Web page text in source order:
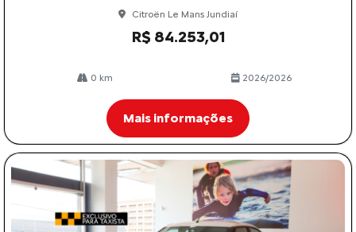
Citroën Le Mans Jundiaí
R$ 84.253,01
0 km 2026/2026
Mais informações